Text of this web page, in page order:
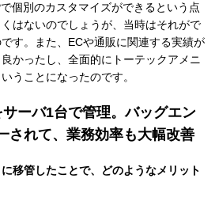
個別のカスタマイズができるという点
はないのでしょうが、当時はそれがで
す。また、ECや通販に関連する実績が
かったし、全面的にトーテックアメニ
うことになったのです。
ーバ1台で管理。バッグエン
されて、業務効率も大幅改善
移管したことで、どのようなメリット